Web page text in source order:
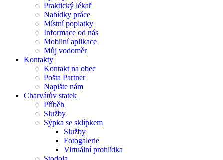
Praktický lékař
Nabídky práce
Místní poplatky
Informace od nás
Mobilní aplikace
Můj vodoměr
Kontakty
Kontakt na obec
Pošta Partner
Napište nám
Charvátův statek
Příběh
Služby
Sýpka se sklípkem
Služby
Fotogalerie
Virtuální prohlídka
Stodola